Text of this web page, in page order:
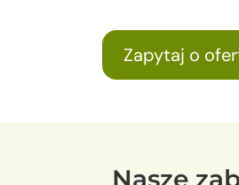
Zapytaj o
Nasze